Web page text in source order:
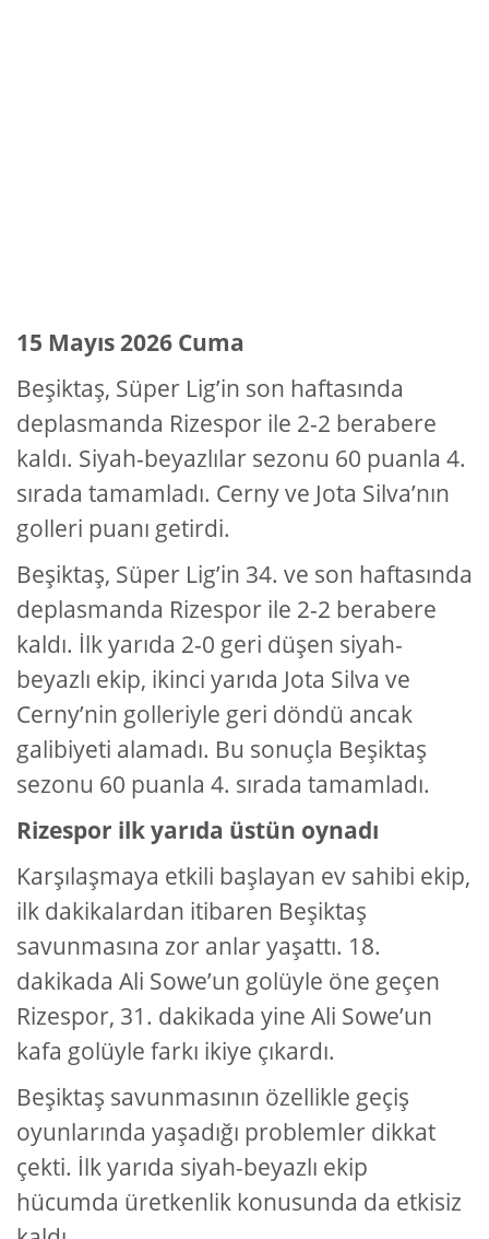
15 Mayıs 2026 Cuma
Beşiktaş, Süper Lig’in son haftasında
deplasmanda Rizespor ile 2-2 berabere
kaldı. Siyah-beyazlılar sezonu 60 puanla 4.
sırada tamamladı. Cerny ve Jota Silva’nın
golleri puanı getirdi.
Beşiktaş, Süper Lig’in 34. ve son haftasında
deplasmanda Rizespor ile 2-2 berabere
kaldı. İlk yarıda 2-0 geri düşen siyah-
beyazlı ekip, ikinci yarıda Jota Silva ve
Cerny’nin golleriyle geri döndü ancak
galibiyeti alamadı. Bu sonuçla Beşiktaş
sezonu 60 puanla 4. sırada tamamladı.
Rizespor ilk yarıda üstün oynadı
Karşılaşmaya etkili başlayan ev sahibi ekip,
ilk dakikalardan itibaren Beşiktaş
savunmasına zor anlar yaşattı. 18.
dakikada Ali Sowe’un golüyle öne geçen
Rizespor, 31. dakikada yine Ali Sowe’un
kafa golüyle farkı ikiye çıkardı.
Beşiktaş savunmasının özellikle geçiş
oyunlarında yaşadığı problemler dikkat
çekti. İlk yarıda siyah-beyazlı ekip
hücumda üretkenlik konusunda da etkisiz